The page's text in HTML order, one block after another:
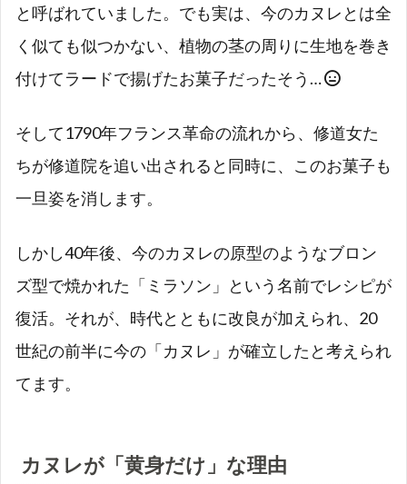
と呼ばれていました。でも実は、今のカヌレとは全
く似ても似つかない、植物の茎の周りに生地を巻き
付けてラードで揚げたお菓子だったそう…
そして1790年フランス革命の流れから、修道女た
ちが修道院を追い出されると同時に、このお菓子も
一旦姿を消します。
しかし40年後、今のカヌレの原型のようなブロン
ズ型で焼かれた「ミラソン」という名前でレシピが
復活。それが、時代とともに改良が加えられ、20
世紀の前半に今の「カヌレ」が確立したと考えられ
てます。
カヌレが「黄身だけ」な理由